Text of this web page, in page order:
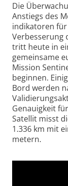
Die
Anstiegs des
indikatoren
Verbesserung
tritt heute in
gemeinsame
Mission
beginnen.
Bord werden
Genauigkeit
Satellit misst
1.336 km mit
metern.